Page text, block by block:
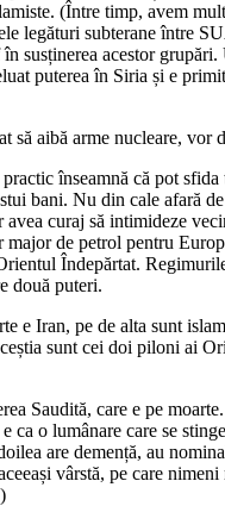
(Între timp, avem
legături subterane între
susținerea acestor
puterea în Siria și e
să aibă arme nucleare, vor
practic înseamnă că pot sfida
bani. Nu din cale afară
avea curaj să intimideze
major de petrol pentru
Îndepărtat.
două puteri.
e Iran, pe de alta sunt
sunt cei doi piloni ai
Saudită, care e pe
ca o lumânare care se
are demență, au
vârstă, pe care